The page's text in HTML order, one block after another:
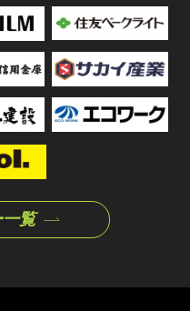
覧